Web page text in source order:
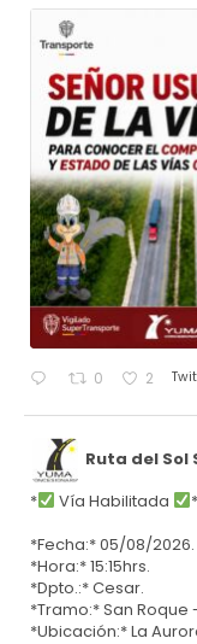
0 2
Ruta del Sol
* Vía Habilitada
*
*Fecha:* 05/08/2026.
*Hora:* 15:15hrs.
*Dpto.:* Cesar.
*Tramo:* San Roque
*Ubicación:* La